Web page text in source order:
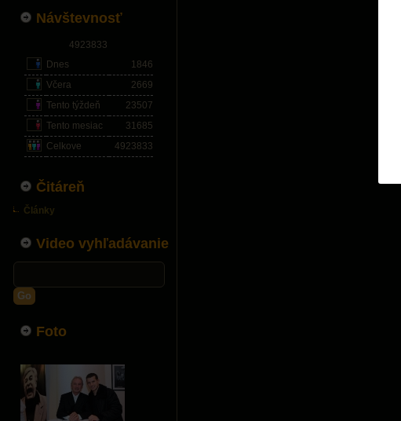
Návštevnosť
4923833
Dnes
1846
Včera
2669
Tento týždeň
23507
Tento mesiac
31685
Celkove
4923833
Čitáreň
Články
Video vyhľadávanie
Go
Foto